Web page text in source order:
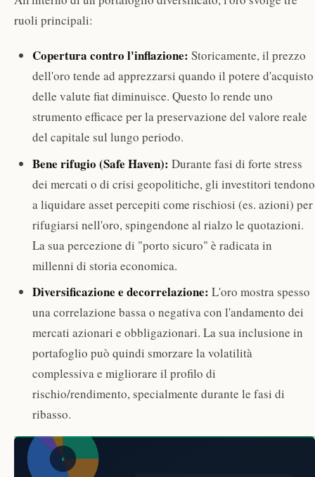
ruoli principali:
Copertura contro l'inflazione: Storicamente, il prezzo
dell'oro tende ad apprezzarsi quando il potere d'acquisto
delle valute fiat diminuisce. Questo lo rende uno
strumento efficace per la preservazione del valore reale
del capitale sul lungo periodo.
Bene rifugio (Safe Haven): Durante fasi di forte stress
dei mercati o di crisi geopolitiche, gli investitori tendono
a liquidare asset percepiti come rischiosi (es. azioni) per
rifugiarsi nell'oro, spingendone al rialzo le quotazioni.
La sua percezione di "porto sicuro" è radicata in
millenni di storia economica.
Diversificazione e decorrelazione: L'oro mostra spesso
una correlazione bassa o negativa con l'andamento dei
mercati azionari e obbligazionari. La sua inclusione in
portafoglio può quindi smorzare la volatilità
complessiva e migliorare il profilo di
rischio/rendimento, specialmente durante le fasi di
ribasso.